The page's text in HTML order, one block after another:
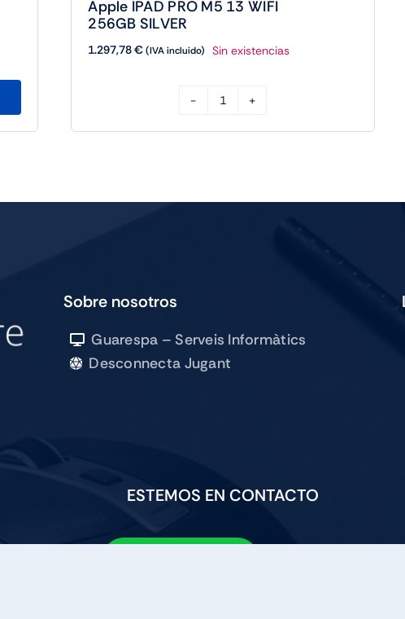
Apple IPAD PRO M5 13 WIFI
256GB SILVER
1.297,78€ (IVA incluido) Sin existencias
IPAD
Sobre nosotros
Guarespa – Serveis Informàtics
Desconnecta Jugant
ESTEMOS EN CONTACTO